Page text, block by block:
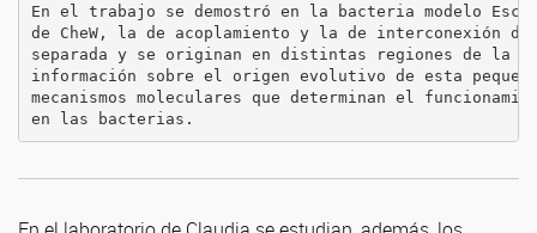
En el trabajo se demostró en la bacteria modelo
de CheW, la de acoplamiento y la de interconexión
separada y se originan en distintas regiones de la
información sobre el origen evolutivo de esta
mecanismos moleculares que determinan el
en las bacterias.